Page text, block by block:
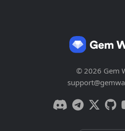
© 2026 Gem